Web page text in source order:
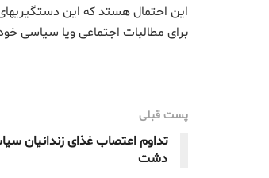
اين احتمال هستد كه این
برای مطالبات اجتماعی ویا سیاسی
پست قبلی
تداوم اعتصاب غذای زندانیان
دشت